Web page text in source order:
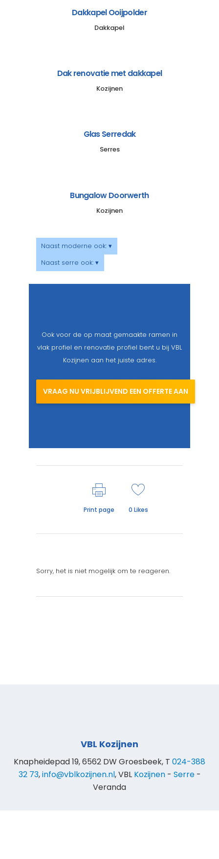
Dakkapel Ooijpolder
Dakkapel
Dak renovatie met dakkapel
Kozijnen
Glas Serredak
Serres
Bungalow Doorwerth
Kozijnen
Naast moderne ook: ▾
Naast serre ook: ▾
Ook voor de op maat gemaakte ramen in
vlak profiel en renovatie profiel bent u bij VBL
Kozijnen aan het juiste adres.
VRAAG NU VRIJBLIJVEND EEN OFFERTE AAN
Print page 0 Likes
Sorry, het is niet mogelijk om te reageren.
VBL Kozijnen
Knapheidepad 19, 6562 DW Groesbeek, T 024-388
32 73,info@vblkozijnen.nl, VBL Kozijnen- Serre-
Veranda